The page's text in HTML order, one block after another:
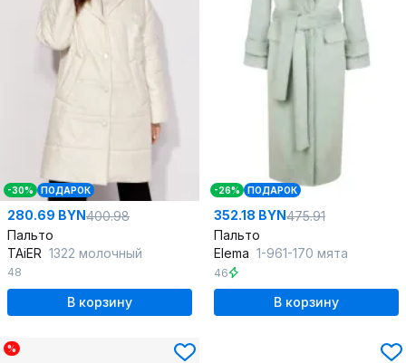
-30% ПОДАРОК
280.69 BYN400.98
Пальто
TAiER 1322 молочный
48
В корзину
-26% ПОДАРОК
352.18 BYN475.91
Пальто
Elema 1-961-170 мята
46
В корзину
%